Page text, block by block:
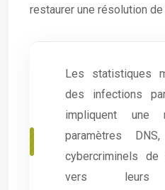
restaurer une résolution
Les statistiques
des infections
impliquent une
paramètres
cybercriminels
vers leurs